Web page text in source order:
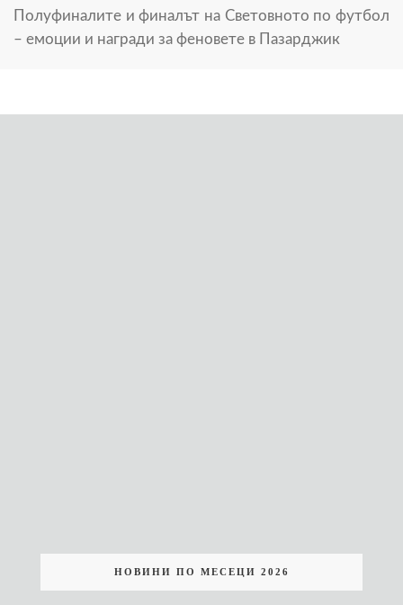
Полуфиналите и финалът на Световното по футбол
– емоции и награди за феновете в Пазарджик
НОВИНИ ПО МЕСЕЦИ 2026